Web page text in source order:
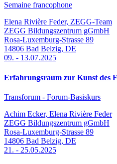
Semaine francophone
Elena Rivière Feder, ZEGG-Team
ZEGG Bildungszentrum gGmbH
Rosa-Luxemburg-Strasse 89
14806 Bad Belzig, DE
09. - 13.07.2025
Erfahrungsraum zur Kunst des
Transforum - Forum-Basiskurs
Achim Ecker, Elena Rivière Feder
ZEGG Bildungszentrum gGmbH
Rosa-Luxemburg-Strasse 89
14806 Bad Belzig, DE
21. - 25.05.2025